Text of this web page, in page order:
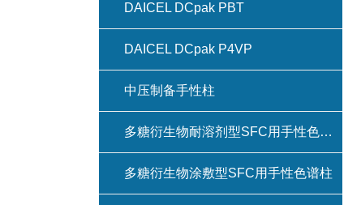
DAICEL DCpak PBT
DAICEL DCpak P4VP
中压制备手性柱
多糖衍生物耐溶剂型SFC用手性色谱柱(键合型手性色谱柱)
多糖衍生物涂敷型SFC用手性色谱柱